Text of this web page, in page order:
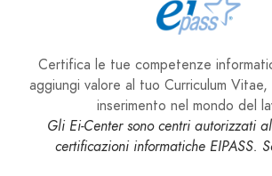
Certifica le tue competenze
aggiungi valore al tuo Curriculum
inserimento nel mondo del
Gli Ei-Center sono centri autorizzati
certificazioni informatiche EIPASS.